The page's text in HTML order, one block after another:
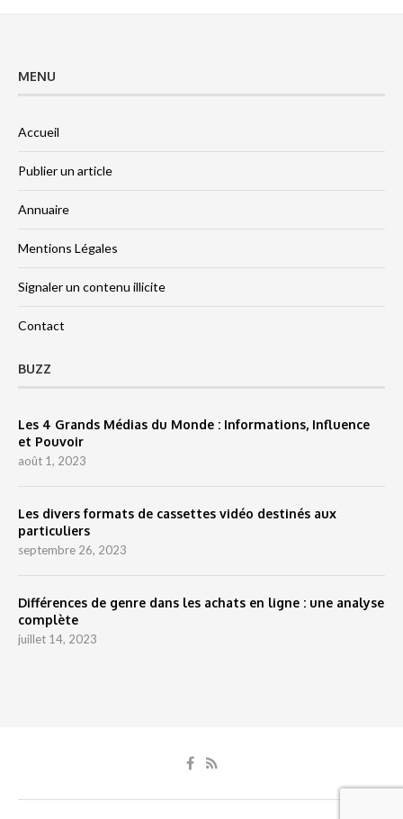
MENU
Accueil
Publier un article
Annuaire
Mentions Légales
Signaler un contenu illicite
Contact
BUZZ
Les 4 Grands Médias du Monde : Informations, Influence
et Pouvoir
août 1, 2023
Les divers formats de cassettes vidéo destinés aux
particuliers
septembre 26, 2023
Différences de genre dans les achats en ligne : une analyse
complète
juillet 14, 2023